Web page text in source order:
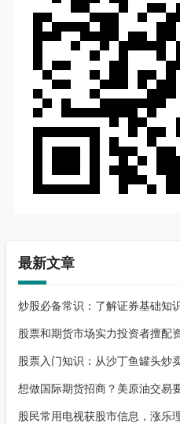
最新文章
炒股必备常识：了解证券基础知
股票和期货市场实力投资者擅配
股票入门知识：从沙丁鱼罐头炒
想做国际期货招商？美原油交易
股民常用电视获股市信息，涨乐